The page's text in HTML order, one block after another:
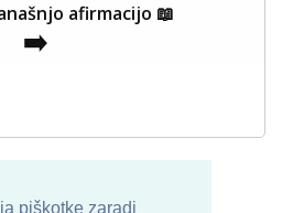
piškotke zaradi
afirmacijo 📖
➡️